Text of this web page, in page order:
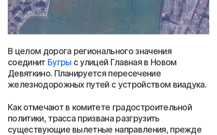
В целом дорога регионального значения
соединит Бугры с улицей Главная в Новом
Девяткино. Планируется пересечение
железнодорожных путей с устройством виадука.
Как отмечают в комитете градостроительной
политики, трасса призвана разгрузить
существующие вылетные направления, прежде